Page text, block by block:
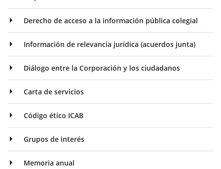
Derecho de acceso a la información pública colegial
Información de relevancia jurídica (acuerdos junta)
Diálogo entre la Corporación y los ciudadanos
Carta de servicios
Código ético ICAB
Grupos de interés
Memoria anual